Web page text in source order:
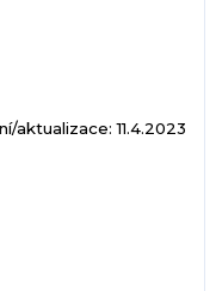
aktualizace: 11.4.2023